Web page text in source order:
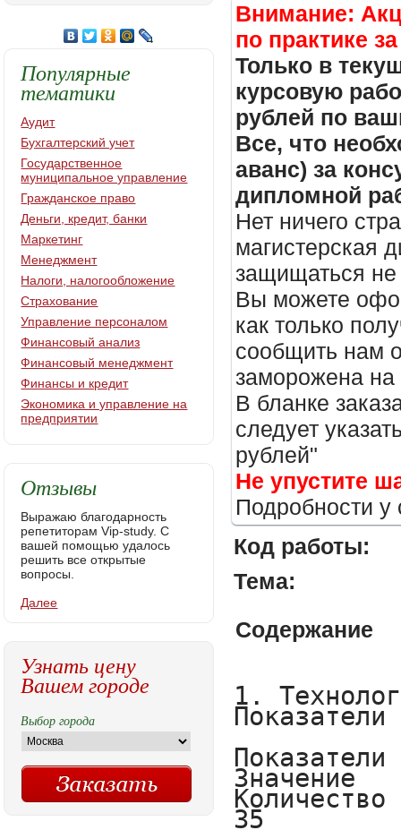
Внимание:
по практике
Только в
курсовую
рублей по
Все, что
аванс) за
дипломной
Нет ничего
магистерская
защищаться не
Вы можете
как только
сообщить нам
заморожена
В бланке
следует
рублей"
Не упустите
Подробности
Код работы:
Тема:
Содержание
1. Технологическая часть
Показатели работы маршрута .

Показатели
Значение
Количество промежуточных остановок
35
Протяженность маршрута, км
20
Техническая скорость, км/ч
25
Коэффициент дефицита автобусов
0,2
Нулевой пробег, км
10
Время остановки на промежуточном пункте, с
20
Время стоянки на конечных пунктах, мин
10

2.1. Расчёт скорости движения микроавтобуса маршрута №260.
2.1.1. Среднетехническая скорость.
	Среднетехническая скорость определяется, как соотношение протяжённость маршрута к времени движения.

Vм = 20 / 0,8 = 25 км/ч

2.1.2. Скорость сообщения.
	Скорость сообщения характеризует среднюю скорость передвижения пассажиров по маршруту и определяется отношением длины маршрута к времени сообщения.

Vc= 20 /0,96 = 20,8 км/ч


2.1.3. Эксплуатационная скорость.

Vэ = 20 / 1,05= 19,04 км/ч

2.1. Методы изучения пассажиропотоков.
2.1.1. Понятие о пассажиропотоках.
	Движение пассажиров через определенное место транспортной сети образует пассажиропоток. Пассажиропоток характеризуется интенсивностью – числом пассажиров, следующих за единицу времени рассматриваемом месте транспортной сети. Различие пассажиропотоков: по улицам и дорогам, на перегонах отдельного маршрута, на остановочных пунктах. Пассажирообмен- это суммарное число входящих и выходящих пассажиров на остановках.[2].
	Пассажиропоток характеризуется:
- мощностью или напряжённостью, т. е. количества пассажиров, которое проезжает в определённое время на заданном участке маршрута в одном направлении
- объёмом перевозок пассажиров, т. е. количеством пассажиров перевозимых автобусами за определённый промежуток времени (час, сутки, месяц, год)
- пассажирооборотом, т. е. транспортные работы, выполняемые при перевозке пассажиров.
	Особенности пассажиропотоков -  неравномерность. Они изменяются по времени (часам, сутки, днём недели, периодом года и т. д.), по участкам маршрута (перегонам) и направлениям маршрута.

2.2. Система управления перевозками
      Управление – это функция организованных систем, обеспечивающая целенаправленное воздействие на участников процесса производства для сохранения определенной структуры, режима деятельности и достижения заранее намеченных результатов. Цель управления заключается в обеспечении эффективного и планомерного использования всех ресурсов для достижения наивысших конечных результатов производства при минимальных затратах. Общая схема управления производственным процессом приведена на рис. 2.
      

      Рисунок 2. - Структурная схема процесса управления.
      Основополагающим принципом управленияявляется наличие обратной связи, которая позволяет формировать управляющие воздействия на объект в зависимости от внешних воздействий и требуемого результата.
      На рис. 2 штриховыми линиями обозначены блоки, которые участвуют в управлении при использовании информационных систем (ИС) управления. Система управления с использованием ИС позволяет повысить скорость и качество обработки информации для выработки решений в органе управления за счет использования банка данных апробированных на практике вариантов решений проблем, возникающих в объекте управления, и автоматизированных алгоритмов обработки данных [3].

   2.3. Обоснование выбора подвижного состава
   Перевозка пассажиров осуществляется автобусами разной вместимости. Располагая данными изучения пассажиропотока на маршруте, выбирают рациональный тип автобусов и определяют необходимое количество автобусов по периоду суток.
   При выборе автобусов необходимой вместимости для определенного маршрута, прежде всего, учитывают:
   - мощность пассажиропотока в одном направлении по наиболее загруженному участку в час «пик»;
   - неравномерность и перепады распределения мощности по часам суток и участкам маршрута;
   - целесообразный интервал движения между автобусами в час «пик» в дневное время, в вечернее время;
   - дорожные условия;
   - количество представляемых пассажирам мест;
   - пропускную способность улиц;
   - провозную способность автобусов на маршруте;
   - себестоимость перевозок.
   Используя автобусы малой вместимости при большой мощности пассажиропотока увеличивается необходимое количество автобусов, повышается загрузка улиц. [4]
   АвтобусМикроавтобус Mercedes-Benz Sprinter
   
   
 
 
Технические характеристики
Класс
микроавтобус
Количество мест для сидения
18-21
Популярные
тематики
Аудит
Бухгалтерский учет
Государственное
муниципальное управление
Гражданское право
Деньги, кредит, банки
Маркетинг
Менеджмент
Налоги, налогообложение
Страхование
Управление персоналом
Финансовый анализ
Финансовый менеджмент
Финансы и кредит
Экономика и управление на
предприятии
Отзывы
Выражаю благодарность
репетиторам Vip-study. С
вашей помощью удалось
решить все открытые
вопросы.
Далее
Узнать цену
Вашем городе
Выбор города